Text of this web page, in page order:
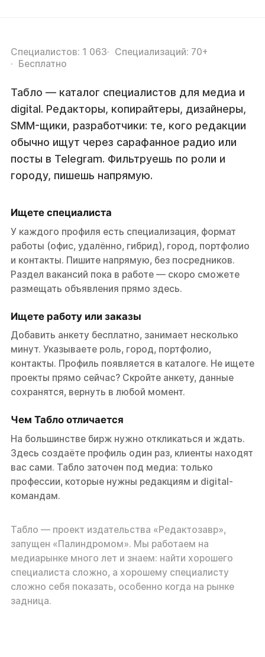
Специалистов: 1 063
Специализаций: 70+
Бесплатно
Табло — каталог специалистов для медиа и
digital. Редакторы, копирайтеры, дизайнеры,
SMM-щики, разработчики: те, кого редакции
обычно ищут через сарафанное радио или
посты в Telegram. Фильтруешь по роли и
городу, пишешь напрямую.
Ищете специалиста
У каждого профиля есть специализация, формат
работы (офис, удалённо, гибрид), город, портфолио
и контакты. Пишите напрямую, без посредников.
Раздел вакансий пока в работе — скоро сможете
размещать объявления прямо здесь.
Ищете работу или заказы
Добавить анкету бесплатно, занимает несколько
минут. Указываете роль, город, портфолио,
контакты. Профиль появляется в каталоге. Не ищете
проекты прямо сейчас? Скройте анкету, данные
сохранятся, вернуть в любой момент.
Чем Табло отличается
На большинстве бирж нужно откликаться и ждать.
Здесь создаёте профиль один раз, клиенты находят
вас сами. Табло заточен под медиа: только
профессии, которые нужны редакциям и digital-
командам.
Табло — проект издательства «Редактозавр»,
запущен «Палиндромом». Мы работаем на
медиарынке много лет и знаем: найти хорошего
специалиста сложно, а хорошему специалисту
сложно себя показать, особенно когда на рынке
задница.